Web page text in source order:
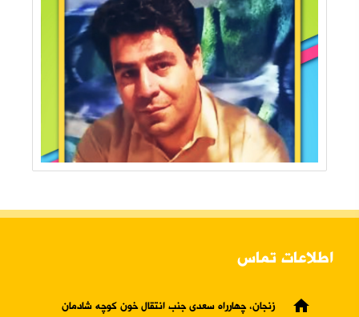
اطلاعات تماس
home
زنجان، چهارراه سعدی جنب انتقال خون کوچه شادمان